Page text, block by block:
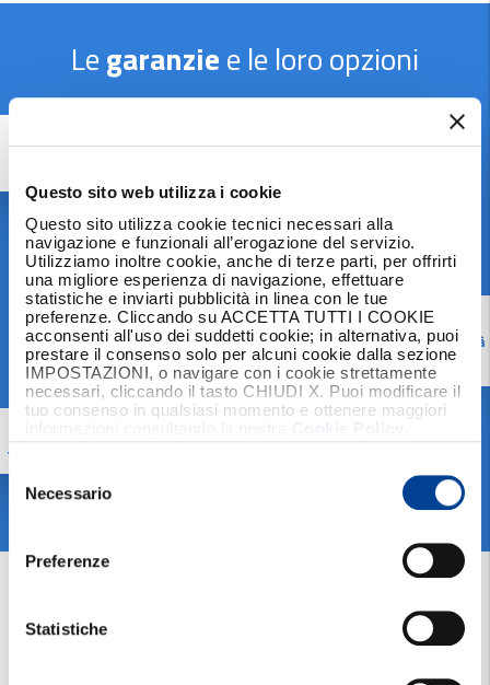
Questo sito web utilizza i cookie
Questo sito utilizza cookie tecnici necessari alla
navigazione e funzionali all’erogazione del servizio.
Utilizziamo inoltre cookie, anche di terze parti, per offrirti
una migliore esperienza di navigazione, effettuare
statistiche e inviarti pubblicità in linea con le tue
preferenze. Cliccando su ACCETTA TUTTI I COOKIE
acconsenti all'uso dei suddetti cookie; in alternativa, puoi
prestare il consenso solo per alcuni cookie dalla sezione
IMPOSTAZIONI, o navigare con i cookie strettamente
necessari, cliccando il tasto CHIUDI X. Puoi modificare il
tuo consenso in qualsiasi momento e ottenere maggiori
del
consenso
Necessario
Preferenze
Statistiche
Legaranziee le loro opzioni
Ti tutela in caso di danni all’impianto causati da
esempio la mancata erogazione di energia
causata dalla rottura).
Leggi di più
Ti garantisce il rimborso di eventuali danni cagionati
a terzi o a cose dall'attività dell’impianto.
Responsabiltà
Civile verso
Terzi
Tutela Legale
Alcune garanzie prevedono franchigie/scoperti in